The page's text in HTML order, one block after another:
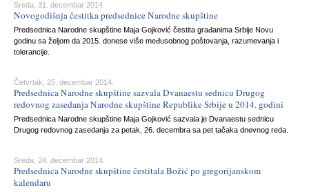
Sreda, 31. decembar 2014.
Novogodišnja čestitka predsednice Narodne skupštine
Predsednica Narodne skupštine Maja Gojković čestita građanima Srbije Novu
godinu sa željom da 2015. donese više međusobnog poštovanja, razumevanja i
tolerancije.
Četvrtak, 25. decembar 2014.
Predsednica Narodne skupštine sazvala Dvanaestu sednicu Drugog
redovnog zasedanja Narodne skupštine Republike Srbije u 2014. godini
Predsednica Narodne skupštine Maja Gojković sazvala je Dvanaestu sednicu
Drugog redovnog zasedanja za petak, 26. decembra sa pet tačaka dnevnog reda.
Sreda, 24. decembar 2014.
Predsednica Narodne skupštine čestitala Božić po gregorijanskom
kalendaru